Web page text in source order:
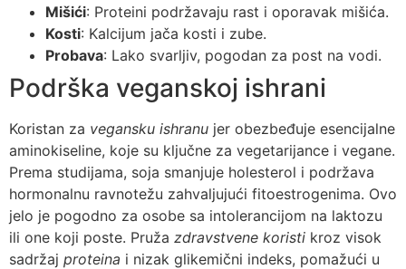
Mišići: Proteini podržavaju rast i oporavak mišića.
Kosti: Kalcijum jača kosti i zube.
Probava: Lako svarljiv, pogodan za post na vodi.
Podrška veganskoj ishrani
Koristan za vegansku ishranu jer obezbeđuje esencijalne
aminokiseline, koje su ključne za vegetarijance i vegane.
Prema studijama, soja smanjuje holesterol i podržava
hormonalnu ravnotežu zahvaljujući fitoestrogenima. Ovo
jelo je pogodno za osobe sa intolerancijom na laktozu
ili one koji poste. Pruža zdravstvene koristi kroz visok
sadržaj proteina i nizak glikemični indeks, pomažući u